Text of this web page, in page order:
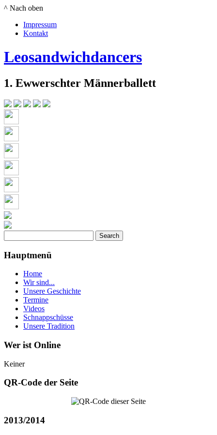
^ Nach oben
Impressum
Kontakt
Leosandwichdancers
1. Ewwerschter Männerballett
Hauptmenü
Home
Wir sind...
Unsere Geschichte
Termine
Videos
Schnappschüsse
Unsere Tradition
Wer ist Online
Keiner
QR-Code der Seite
2013/2014